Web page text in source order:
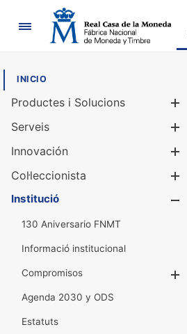
Navegació
INICIO
Productes i Solucions
Serveis
Innovación
Col·leccionista
Institució
130 Aniversario FNMT
Informació institucional
Compromisos
Agenda 2030 y ODS
Estatuts